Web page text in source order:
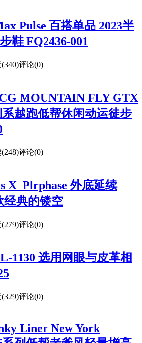
Pulse 百搭单品 2023半
鞋 FQ2436-001
评论(0)
MOUNTAIN FLY GTX
越跑低帮休闲动运徒步
评论(0)
X_Plrphase 外底延续
经典的镂空
评论(0)
1130 选用网眼与皮革相
评论(0)
Liner New York